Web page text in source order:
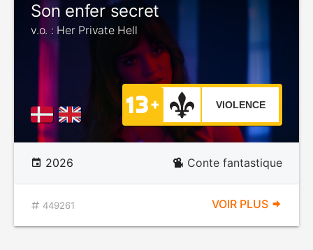
Son enfer secret
v.o. : Her Private Hell
VIOLENCE
2026 Conte fantastique
449261 VOIR PLUS